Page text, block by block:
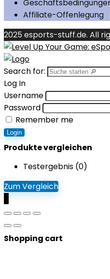
Affiliate-Offenlegung
2025 esports-stuff.de. All
Search for:
Log In
Username
Password
Remember me
Login
Produkte vergleichen
Testergebnis (0)
Zum Vergleich
Shopping cart